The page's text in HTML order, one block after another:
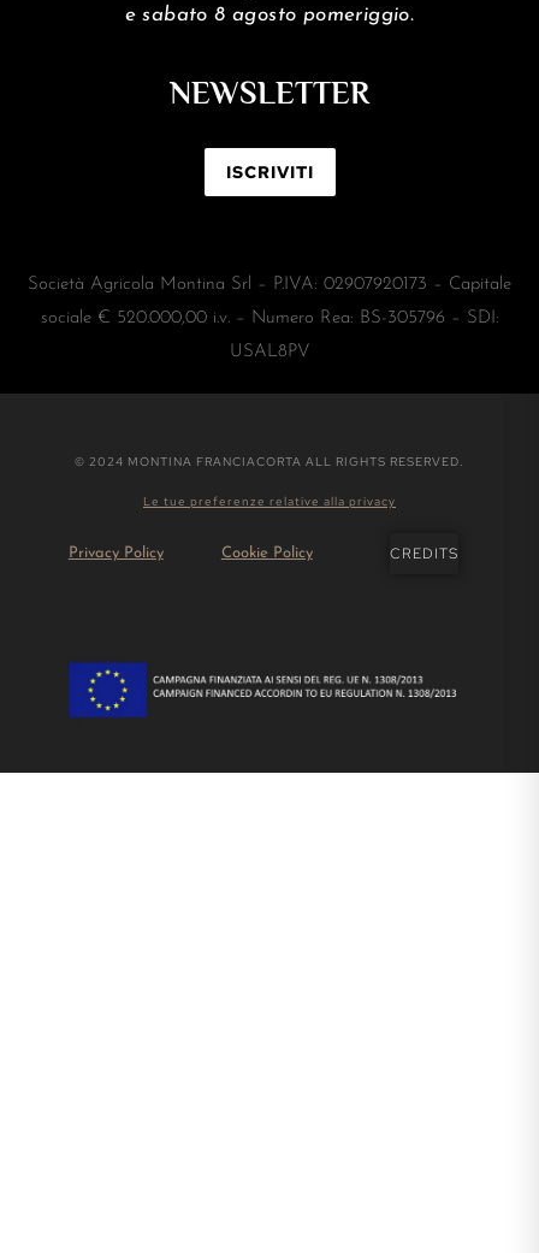
e sabato 8 agosto pomeriggio.
NEWSLETTER
ISCRIVITI
Società Agricola Montina Srl – P.IVA: 02907920173 – Capitale
sociale € 520.000,00 i.v. – Numero Rea: BS-305796 – SDI:
USAL8PV
© 2024 MONTINA FRANCIACORTA ALL RIGHTS RESERVED.
Le tue preferenze relative alla privacy
Privacy Policy Cookie Policy CREDITS